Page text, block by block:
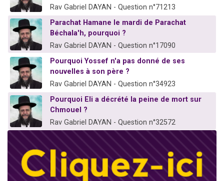
Rav Gabriel DAYAN - Question n°71213
Parachat Hamane le mardi de Parachat
Béchala'h, pourquoi ?
Rav Gabriel DAYAN - Question n°17090
Pourquoi Yossef n'a pas donné de ses
nouvelles à son père ?
Rav Gabriel DAYAN - Question n°34923
Pourquoi Eli a décrété la peine de mort sur
Chmouel ?
Rav Gabriel DAYAN - Question n°32572